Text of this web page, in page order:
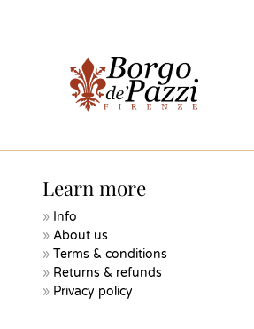
Learn more
Info
About us
Terms & conditions
Returns & refunds
Privacy policy